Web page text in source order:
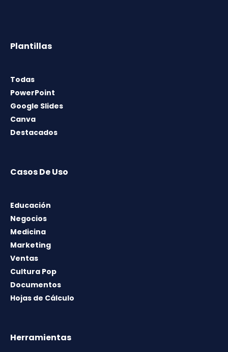
Plantillas
Todas
PowerPoint
Google Slides
Canva
Destacados
Casos De Uso
Educación
Negocios
Medicina
Marketing
Ventas
Cultura Pop
Documentos
Hojas de Cálculo
Herramientas